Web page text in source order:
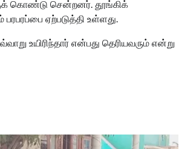
கொண்டு சென்றனர். தூங்கிக்
ஏற்படுத்தி உள்ளது.
உயிரிந்தார் என்பது தெரியவரும் என்று